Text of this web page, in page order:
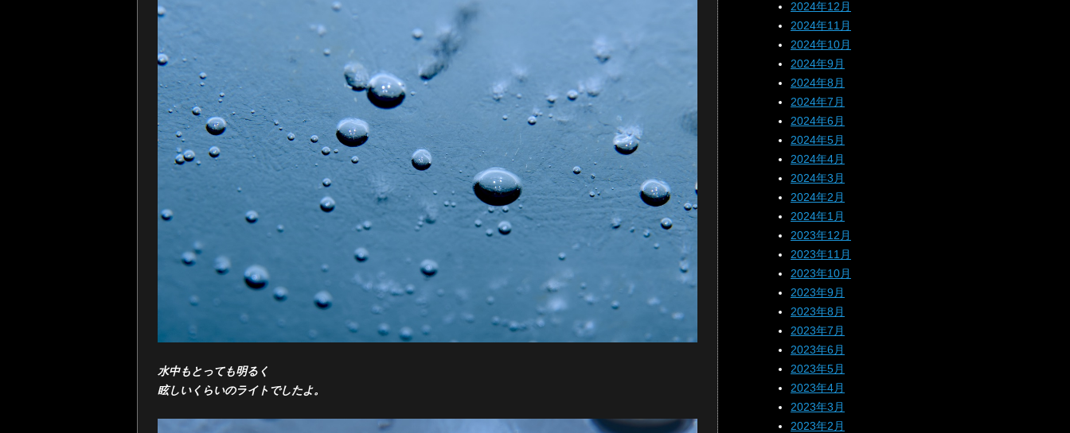
水中もとっても明るく
眩しいくらいのライトでしたよ。
2024年12月
2024年11月
2024年10月
2024年9月
2024年8月
2024年7月
2024年6月
2024年5月
2024年4月
2024年3月
2024年2月
2024年1月
2023年12月
2023年11月
2023年10月
2023年9月
2023年8月
2023年7月
2023年6月
2023年5月
2023年4月
2023年3月
2023年2月